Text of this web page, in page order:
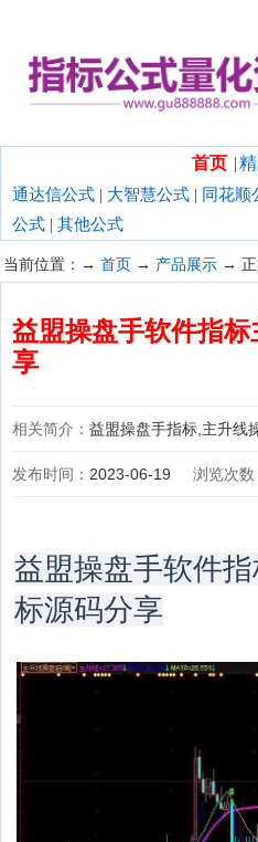
首页 |
通达信公式 | 大智慧公式 | 同花顺
公式 | 其他公式
当前位置：→ 首页 → 产品展示 → 正
益盟操盘手软件指
享
相关简介： 益盟操盘手指标,主升线
发布时间： 2023-06-19 浏览次数
益盟操盘手软件
标源码分享